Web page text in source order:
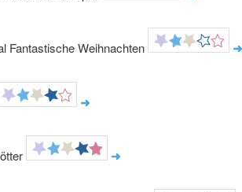
Fantastische Weihnachten ➜
➜
➜